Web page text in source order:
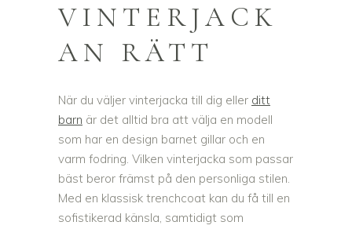
VINTERJACK
AN RÄTT
När du väljer vinterjacka till dig eller ditt
barn är det alltid bra att välja en modell
som har en design barnet gillar och en
varm fodring. Vilken vinterjacka som passar
bäst beror främst på den personliga stilen.
Med en klassisk trenchcoat kan du få till en
sofistikerad känsla, samtidigt som